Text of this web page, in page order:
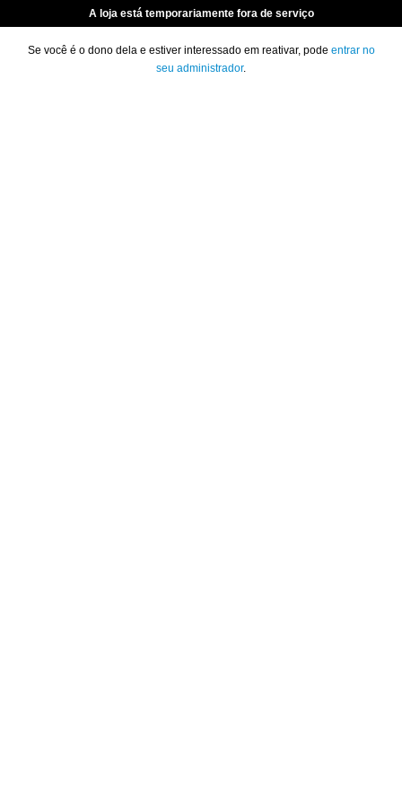
A loja está temporariamente fora de serviço
Se você é o dono dela e estiver interessado em reativar, pode entrar no
seu administrador.